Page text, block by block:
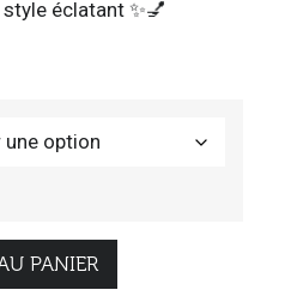
éclatant ✨💅
PANIER